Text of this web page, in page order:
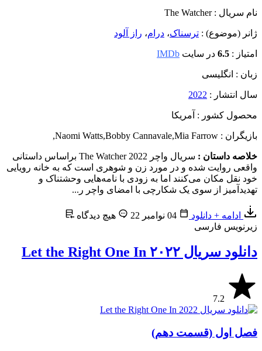
نام سریال : The Watcher
ژانر (موضوع) : ترسناک، درام، راز آلود
امتیاز : 6.5 در سایت IMDb
زبان : انگلیسی
سال انتشار : 2022
محصول کشور : آمریکا
بازیگران : Naomi Watts ,Bobby Cannavale,Mia Farrow
,
خلاصه داستان :
سریال واچر The Watcher 2022 براساس داستانی
واقعی روایت شده و در مورد زن و شوهری است که به خانه رویایی
خود نقل مکان می‌کنند اما به زودی با نامه‌هایی وحشتناک و
تهدیدآمیز از سوی یک شکارچی با امضای واچر ر...
ادامه + دانلود
هیچ دیدگاه
زیرنویس فارسی
دانلود سریال ۲۰۲۲ Let the Right One In
7.2
فصل اول (قسمت دهم)